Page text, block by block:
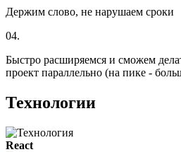
Держим слово, не нарушаем сроки
04.
Быстро расширяемся и сможем
проект параллельно (на пике -
Технологии
React